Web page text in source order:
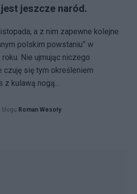
jeszcze naród.
a z nim zapewne kolejne
polskim powstaniu” w
Nie ujmując niczego
czuję się tym określeniem
z kulawą nogą...
blogu Roman Wesoły